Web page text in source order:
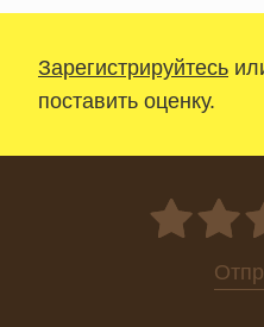
Зарегистрируйтесь
поставить оценку.